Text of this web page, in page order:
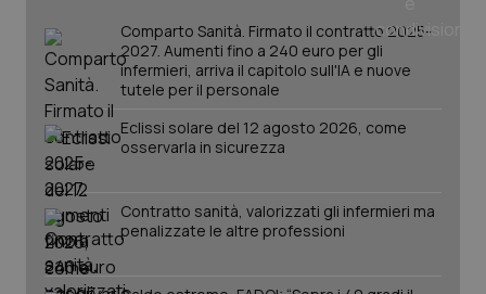
Comparto Sanità. Firmato il contratto 2025-
2027. Aumenti fino a 240 euro per gli
infermieri, arriva il capitolo sull'IA e nuove
tutele per il personale
Eclissi solare del 12 agosto 2026, come
osservarla in sicurezza
Contratto sanità, valorizzati gli infermieri ma
penalizzate le altre professioni
PHPSESSID
www.quotidianosanita.it